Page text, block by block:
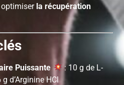
la récupération
Puissante
: 10 g de L-
d’Arginine HCl